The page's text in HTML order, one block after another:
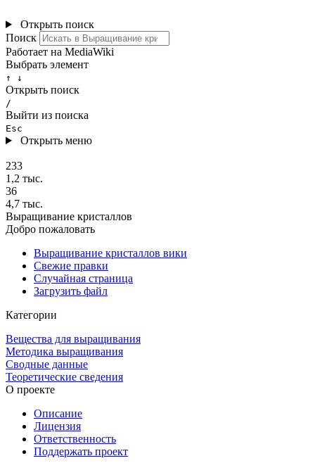
Открыть поиск
Поиск
Работает на MediaWiki
Выбрать элемент
↑ ↓
Открыть поиск
/
Выйти из поиска
Esc
Открыть меню
233
1,2 тыс.
36
4,7 тыс.
Выращивание кристаллов
Добро пожаловать
Выращивание кристаллов вики
Свежие правки
Случайная страница
Загрузить файл
Категории
Вещества для выращивания
Методика выращивания
Сводные данные
Теоретические сведения
О проекте
Описание
Лицензия
Ответственность
Поддержать проект